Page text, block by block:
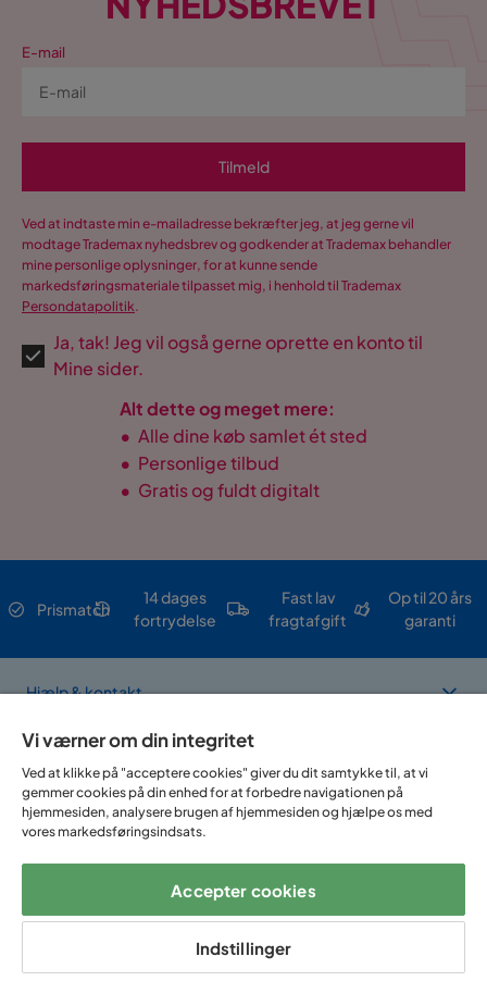
E-mail
Tilmeld
Ved at indtaste min e-mailadresse bekræfter jeg, at jeg gerne vil
modtage Trademax nyhedsbrev og godkender at Trademax behandler
mine personlige oplysninger, for at kunne sende
markedsføringsmateriale tilpasset mig, i henhold til Trademax
Persondatapolitik.
Ja, tak! Jeg vil også gerne oprette en konto til
Mine sider.
Alt dette og meget mere:
• Alle dine køb samlet ét sted
• Personlige tilbud
• Gratis og fuldt digitalt
Prismatch
14 dages
fortrydelse
Fast lav
fragtafgift
Op til 20 års
garanti
Hjælp & kontakt
Om Trademax
Vi findes i flere forskellige lande
Vi værner om din integritet
Ved at klikke på "acceptere cookies" giver du dit samtykke til, at vi
gemmer cookies på din enhed for at forbedre navigationen på
hjemmesiden, analysere brugen af hjemmesiden og hjælpe os med
vores markedsføringsindsats.
Accepter cookies
Indstillinger